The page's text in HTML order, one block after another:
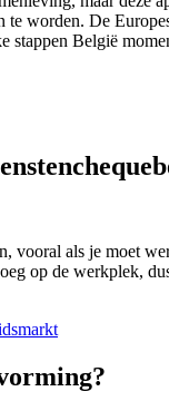
worden. De
stappen België
vooral als je moet
op de werkplek,